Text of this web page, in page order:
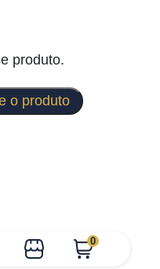
0
produto.
o produto